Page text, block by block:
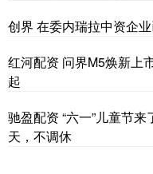
创界 在委内瑞拉中资企
红河配资 问界M5焕新上
起
驰盈配资 “六一”儿童节
天，不调休